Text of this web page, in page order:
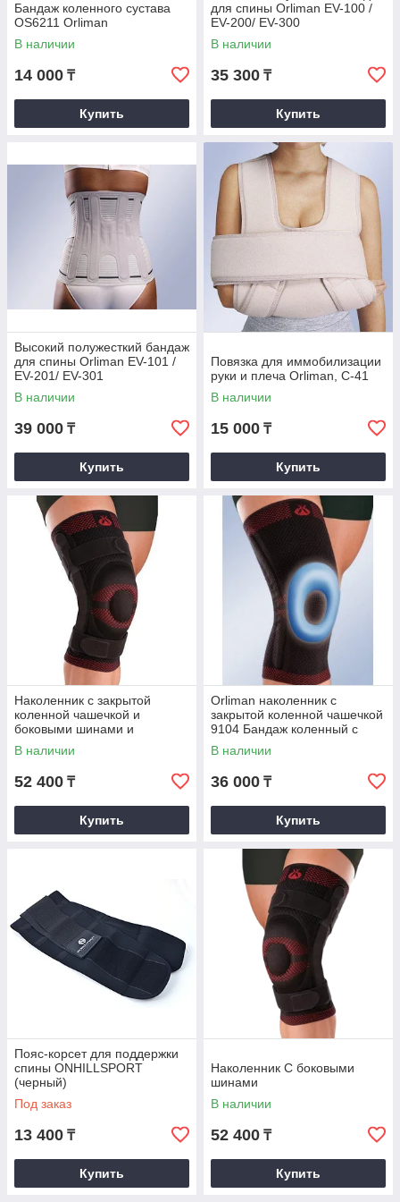
Бандаж коленного сустава
OS6211 Orliman
В наличии
14 000 ₸
Купить
для спины Orliman EV-100 /
EV-200/ EV-300
В наличии
35 300 ₸
Купить
Высокий полужесткий бандаж
для спины Orliman EV-101 /
EV-201/ EV-301
В наличии
39 000 ₸
Купить
Повязка для иммобилизации
руки и плеча Orliman, C-41
В наличии
15 000 ₸
Купить
Наколенник с закрытой
коленной чашечкой и
боковыми шинами и
жесткими ремешками 9106
Orliman
В наличии
52 400 ₸
Купить
Orliman наколенник с
закрытой коленной чашечкой
9104 Бандаж коленный c
интегрированной
кольцевидной силиконово
В наличии
36 000 ₸
Купить
Пояс-корсет для поддержки
спины ONHILLSPORT
(черный)
Под заказ
13 400 ₸
Купить
Наколенник С боковыми
шинами
В наличии
52 400 ₸
Купить